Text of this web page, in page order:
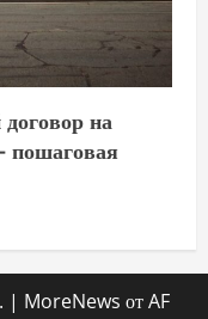
на
пошаговая
| MoreNews от AF